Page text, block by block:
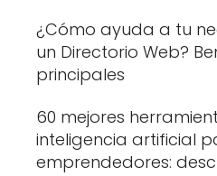
¿Cómo ayuda a tu
un Directorio Web?
principales
60 mejores
inteligencia artificial
emprendedores: